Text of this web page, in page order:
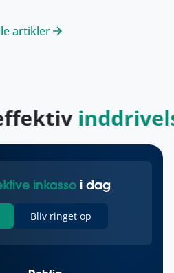
artikler
inkasso i dag
Bliv ringet op